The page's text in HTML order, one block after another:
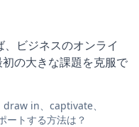
ビジネスのオンライ
の大きな課題を克服で
in、captivate、
ートする方法は？